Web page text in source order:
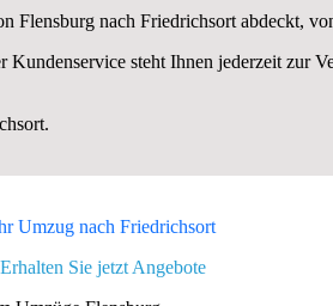
Flensburg nach Friedrichsort abdeckt,
steht Ihnen jederzeit zur
Umzug nach Friedrichsort
Erhalten Sie jetzt Angebote